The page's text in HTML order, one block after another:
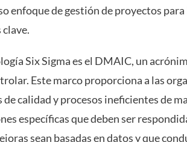
enfoque de gestión de proyectos
Six Sigma es el DMAIC, un
Este marco proporciona a las
calidad y procesos ineficientes de
específicas que deben ser
sean basadas en datos y que